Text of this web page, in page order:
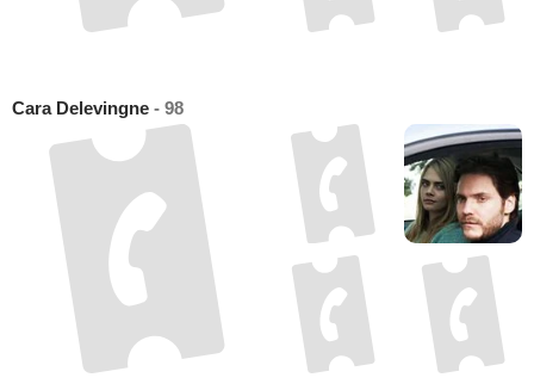
Cara Delevingne - 98